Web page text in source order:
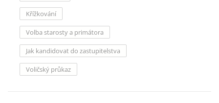
Křížkování
Volba starosty a primátora
Jak kandidovat do zastupitelstva
Voličský průkaz